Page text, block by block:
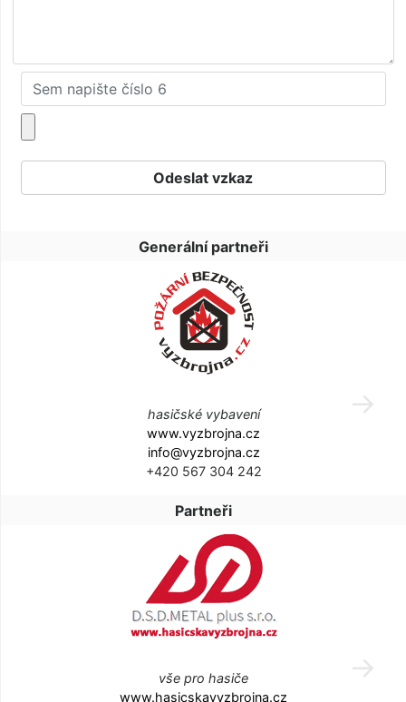
Generální partneři
hasičské vybavení
www.vyzbrojna.cz
info@vyzbrojna.cz
+420 567 304 242
Partneři
vše pro hasiče
www.hasicskavyzbrojna.cz